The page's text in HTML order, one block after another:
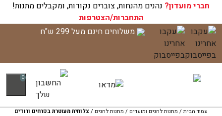
חברי מועדון? נהנים מהנחות, צוברים נקודות, ומקבלים מתנות!
התחברות/הצטרפות
דלג
לתוכן
משלוחים חינם מעל 299 ש"ח
0
עגלת הקניות שלך ריקה כעת!
עמוד הבית/ מתנות לחגים ומועדים / מתנות לחגים /צלוחית מעוטרת בפרחים ורודים